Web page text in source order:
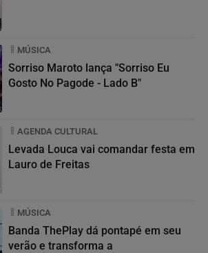
MÚSICA
Sorriso Maroto lança "Sorriso Eu
Gosto No Pagode - Lado B"
AGENDA CULTURAL
Levada Louca vai comandar festa em
Lauro de Freitas
MÚSICA
Banda ThePlay dá pontapé em seu
verão e transforma a